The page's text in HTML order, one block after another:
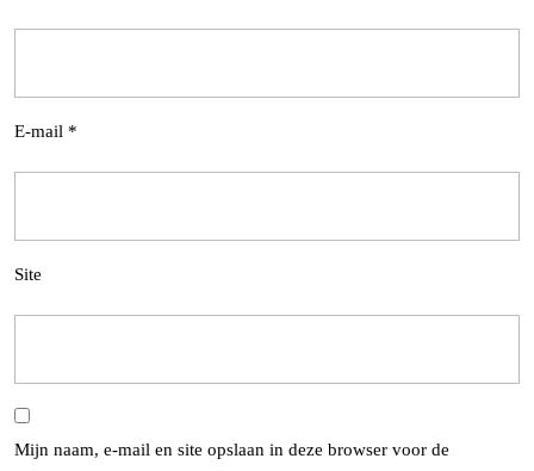
E-mail *
Site
Mijn naam, e-mail en site opslaan in deze browser voor de